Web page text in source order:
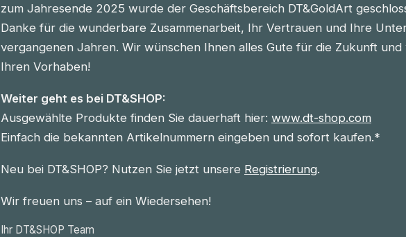
zum Jahresende 2025 wurde der Geschäftsbereich DT&GoldArt
Danke für die wunderbare Zusammenarbeit, Ihr Vertrauen und Ihre
vergangenen Jahren. Wir wünschen Ihnen alles Gute für die Zukunft und
Ihren Vorhaben!
Weiter geht es bei DT&SHOP:
Ausgewählte Produkte finden Sie dauerhaft hier: www.dt-shop.com
Einfach die bekannten Artikelnummern eingeben und sofort kaufen.*
Neu bei DT&SHOP? Nutzen Sie jetzt unsere Registrierung.
Wir freuen uns – auf ein Wiedersehen!
Ihr DT&SHOP Team